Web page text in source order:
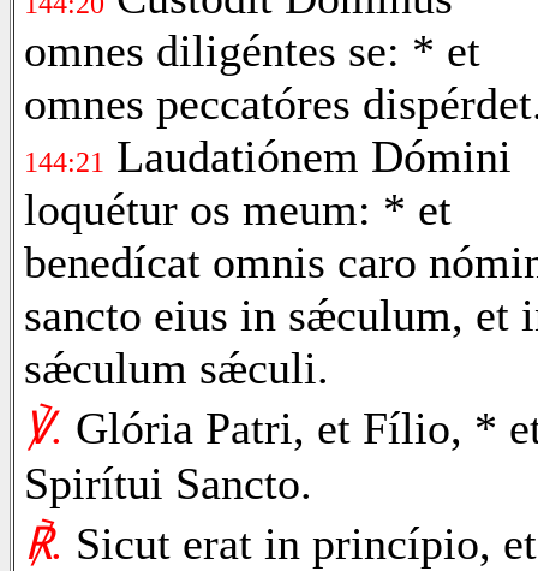
omnes diligéntes se: * et
omnes peccatóres
144:21 Laudatiónem Dómini
loquétur os meum: * et
benedícat omnis caro
sancto eius in sǽculum, et
sǽculum sǽculi.
℣. Glória Patri, et Fílio, *
Spirítui Sancto.
℟. Sicut erat in princípio, et